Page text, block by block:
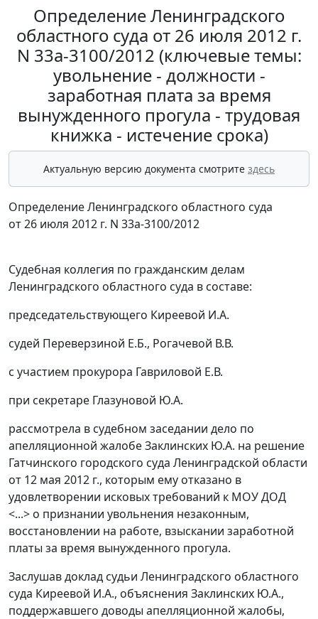
Определение Ленинградского
областного суда от 26 июля 2012 г.
N 33а-3100/2012 (ключевые темы:
увольнение - должности -
заработная плата за время
вынужденного прогула - трудовая
книжка - истечение срока)
Актуальную версию документа смотрите здесь
Определение Ленинградского областного суда
от 26 июля 2012 г. N 33а-3100/2012
Судебная коллегия по гражданским делам
Ленинградского областного суда в составе:
председательствующего Киреевой И.А.
судей Переверзиной Е.Б., Рогачевой В.В.
с участием прокурора Гавриловой Е.В.
при секретаре Глазуновой Ю.А.
рассмотрела в судебном заседании дело по
апелляционной жалобе Заклинских Ю.А. на решение
Гатчинского городского суда Ленинградской области
от 12 мая 2012 г., которым ему отказано в
удовлетворении исковых требований к МОУ ДОД
<...> о признании увольнения незаконным,
восстановлении на работе, взыскании заработной
платы за время вынужденного прогула.
Заслушав доклад судьи Ленинградского областного
суда Киреевой И.А., объяснения Заклинских Ю.А.,
поддержавшего доводы апелляционной жалобы,